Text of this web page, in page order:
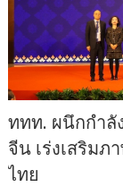
ททท. ผนึกกำ
จีน เร่งเสริม
ไทย